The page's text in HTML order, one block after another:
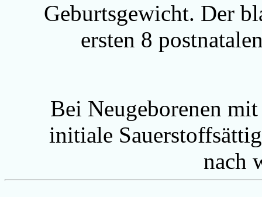
Geburtsgewicht. Der
ersten 8
Bei Neugeborenen
initiale
nach